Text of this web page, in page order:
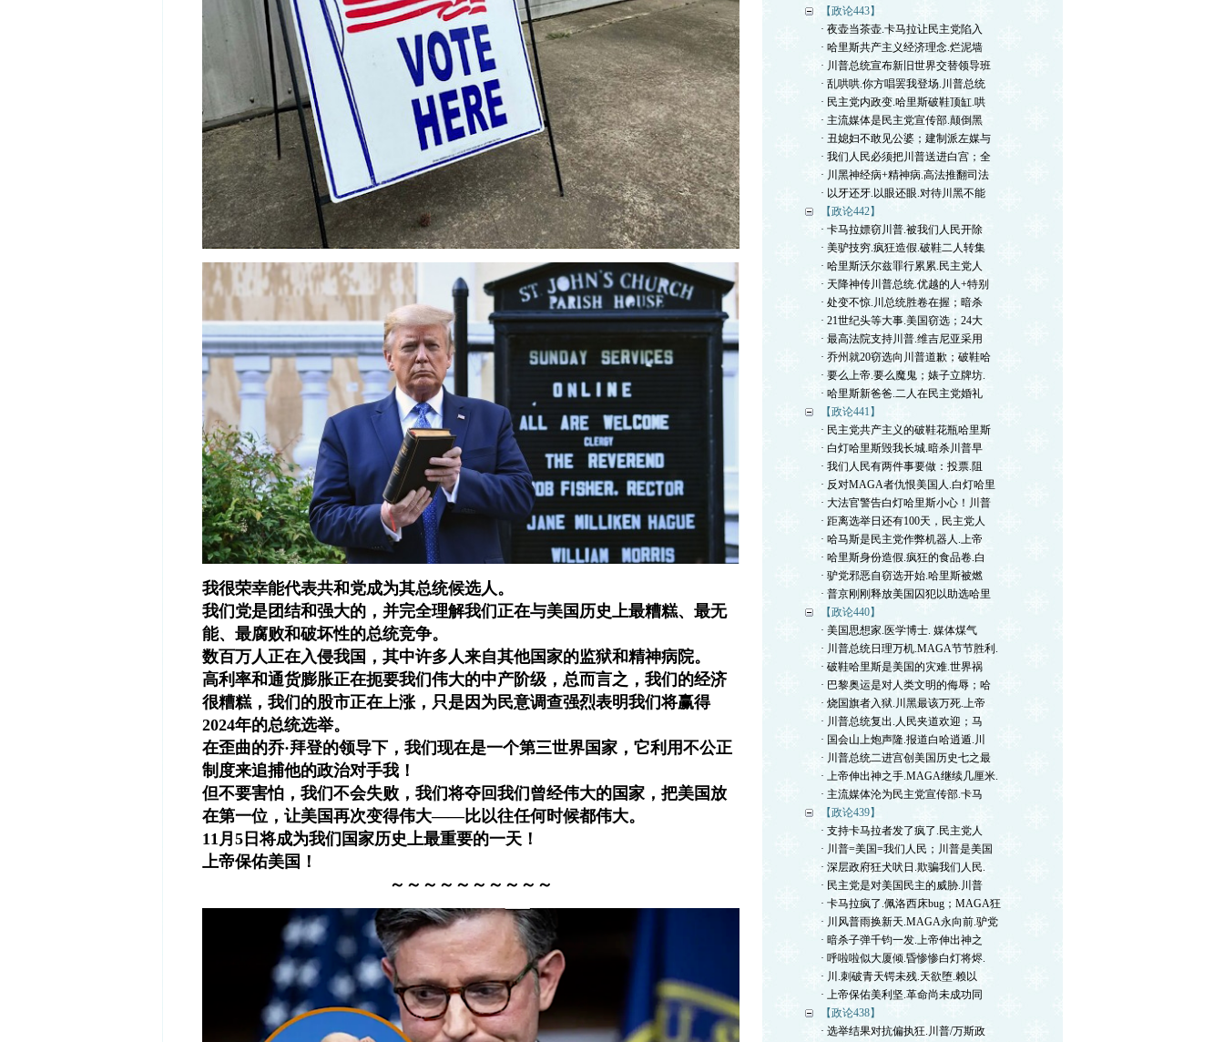
我很荣幸能代表共和党成为其总统候选人。
我们党是团结和强大的，并完全理解我们正在与美国历史上最糟糕、最无
能、最腐败和破坏性的总统竞争。
数百万人正在入侵我国，其中许多人来自其他国家的监狱和精神病院。
高利率和通货膨胀正在扼要我们伟大的中产阶级，总而言之，我们的经济
很糟糕，我们的股市正在上涨，只是因为民意调查强烈表明我们将赢得
2024年的总统选举。
在歪曲的乔·拜登的领导下，我们现在是一个第三世界国家，它利用不公正
制度来追捕他的政治对手我！
但不要害怕，我们不会失败，我们将夺回我们曾经伟大的国家，把美国放
在第一位，让美国再次变得伟大——比以往任何时候都伟大。
11月5日将成为我们国家历史上最重要的一天！
上帝保佑美国！
～～～～～～～～～～
【政论443】
· 夜壶当茶壶.卡马拉让民主党陷入
· 哈里斯共产主义经济理念.烂泥墙
· 川普总统宣布新旧世界交替领导班
· 乱哄哄.你方唱罢我登场.川普总统
· 民主党内政变.哈里斯破鞋顶缸.哄
· 主流媒体是民主党宣传部.颠倒黑
· 丑媳妇不敢见公婆；建制派左媒与
· 我们人民必须把川普送进白宫；全
· 川黑神经病+精神病.高法推翻司法
· 以牙还牙.以眼还眼.对待川黑不能
【政论442】
· 卡马拉嫖窃川普.被我们人民开除
· 美驴技穷.疯狂造假.破鞋二人转集
· 哈里斯沃尔兹罪行累累.民主党人
· 天降神传川普总统.优越的人+特别
· 处变不惊.川总统胜卷在握；暗杀
· 21世纪头等大事.美国窃选；24大
· 最高法院支持川普.维吉尼亚采用
· 乔州就20窃选向川普道歉；破鞋哈
· 要么上帝.要么魔鬼；婊子立牌坊.
· 哈里斯新爸爸.二人在民主党婚礼
【政论441】
· 民主党共产主义的破鞋花瓶哈里斯
· 白灯哈里斯毁我长城.暗杀川普早
· 我们人民有两件事要做：投票.阻
· 反对MAGA者仇恨美国人.白灯哈里
· 大法官警告白灯哈里斯小心！川普
· 距离选举日还有100天，民主党人
· 哈马斯是民主党作弊机器人.上帝
· 哈里斯身份造假.疯狂的食品卷.白
· 驴党邪恶自窃选开始.哈里斯被燃
· 普京刚刚释放美国囚犯以助选哈里
【政论440】
· 美国思想家.医学博士. 媒体煤气
· 川普总统日理万机.MAGA节节胜利.
· 破鞋哈里斯是美国的灾难.世界祸
· 巴黎奥运是对人类文明的侮辱；哈
· 烧国旗者入狱.川黑最该万死.上帝
· 川普总统复出.人民夹道欢迎；马
· 国会山上炮声隆.报道白哈逍遁.川
· 川普总统二进宫创美国历史七之最
· 上帝伸出神之手.MAGA继续几厘米.
· 主流媒体沦为民主党宣传部.卡马
【政论439】
· 支持卡马拉者发了疯了.民主党人
· 川普=美国=我们人民；川普是美国
· 深层政府狂犬吠日.欺骗我们人民.
· 民主党是对美国民主的威胁.川普
· 卡马拉疯了.佩洛西床bug；MAGA狂
· 川风普雨换新天.MAGA永向前.驴党
· 暗杀子弹千钧一发.上帝伸出神之
· 呼啦啦似大厦倾.昏惨惨白灯将烬.
· 川.刺破青天锷未残.天欲堕.赖以
· 上帝保佑美利坚.革命尚未成功同
【政论438】
· 选举结果对抗偏执狂.川普/万斯政